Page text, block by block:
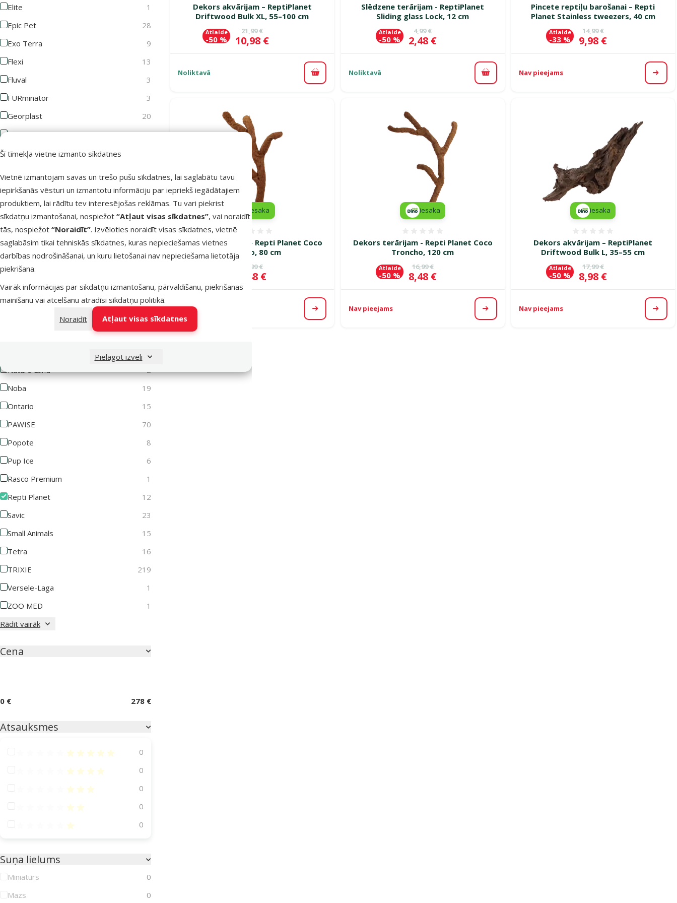
Šī tīmekļa vietne izmanto sīkdatnes
Vietnē izmantojam savas un trešo pušu sīkdatnes, lai saglabātu tavu
iepirkšanās vēsturi un izmantotu informāciju par iepriekš iegādātajiem
produktiem, lai rādītu tev interesējošas reklāmas. Tu vari piekrist
sīkdatņu izmantošanai, nospiežot “Atļaut visas sīkdatnes”, vai noraidīt
tās, nospiežot “Noraidīt”. Izvēloties noraidīt visas sīkdatnes, vietnē
saglabāsim tikai tehniskās sīkdatnes, kuras nepieciešamas vietnes
darbības nodrošināšanai, un kuru lietošanai nav nepieciešama lietotāja
piekrišana.
Vairāk informācijas par sīkdatņu izmantošanu, pārvaldīšanu, piekrišanas
mainīšanu vai atcelšanu atradīsi sīkdatņu politikā.
Noraidīt
Atļaut visas sīkdatnes
Pielāgot izvēli
Elite
1
Epic Pet
28
Exo Terra
9
Flexi
13
Fluval
3
FURminator
3
Georplast
20
GimDog
3
Groom Professional
Juwel
11
KAY
2
KONG
13
Lets Play
1
Magic Cat
62
Marina
10
2
12
Nature Land
2
Noba
19
Ontario
15
PAWISE
70
Popote
8
Pup Ice
6
Rasco Premium
1
Repti Planet
12
Savic
23
Small Animals
15
Tetra
16
TRIXIE
219
Versele-Laga
1
ZOO MED
1
Rādīt vairāk
Cena
0 € 278 €
Atsauksmes
Atsauksmes 100%
0
Atsauksmes 80%
0
Atsauksmes 60%
0
Atsauksmes 40%
0
Atsauksmes 20%
0
Suņa lielums
Miniatūrs
0
Mazs
0
Dekors akvārijam – ReptiPlanet
Driftwood Bulk XL, 55–100 cm
Oriģinālā cena
21,99 €
Cena
10,98 €
Atlaide
-50 %
Noliktavā Pievienot grozam
Slēdzene terārijam - ReptiPlanet
Sliding glass Lock, 12 cm
Oriģinālā cena
4,99 €
Cena
2,48 €
Atlaide
-50 %
Noliktavā Pievienot grozam
Pincete reptiļu barošanai – Repti
Planet Stainless tweezers, 40 cm
Oriģinālā cena
14,99 €
Cena
9,98 €
Atlaide
-33 %
Nav pieejams
Dekors terārijam – Repti Planet Coco
Troncho, 80 cm
Oriģinālā cena
14,99 €
Cena
7,48 €
iesaka
Nav pieejams Apskatīt
Dekors terārijam - Repti Planet Coco
Troncho, 120 cm
Oriģinālā cena
16,99 €
Cena
8,48 €
Atlaide
-50 %
iesaka
Nav pieejams Apskatīt
Dekors akvārijam – ReptiPlanet
Driftwood Bulk L, 35–55 cm
Oriģinālā cena
17,99 €
Cena
8,98 €
Atlaide
-50 %
iesaka
Nav pieejams